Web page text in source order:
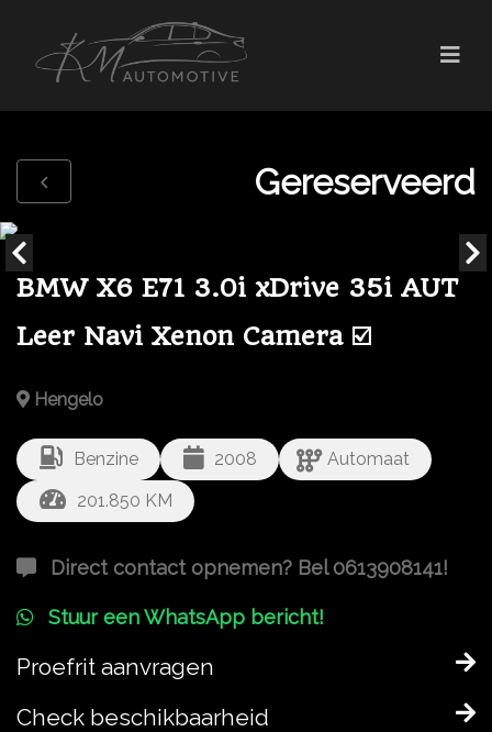
Gereserveerd
BMW X6 E71 3.0i xDrive 35i AUT
Leer Navi Xenon Camera ☑️
Hengelo
Benzine 2008
Automaat
201.850 KM
Direct contact opnemen? Bel 0613908141!
Stuur een WhatsApp bericht!
Proefrit aanvragen
Check beschikbaarheid